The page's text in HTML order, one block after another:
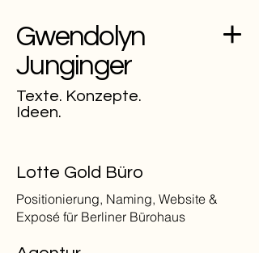
Gwendolyn
Junginger
Texte. Konzepte.
Ideen.
Lotte Gold Büro
Positionierung, Naming, Website &
Exposé für Berliner Bürohaus